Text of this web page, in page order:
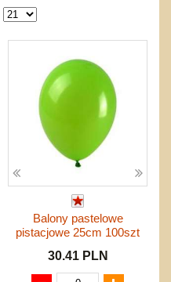
Balony pastelowe
pistacjowe 25cm 100szt
30.41 PLN